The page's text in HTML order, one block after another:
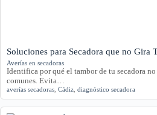
Soluciones para Secadora que no Gira
Averías en secadoras
Identifica por qué el tambor de tu secadora
comunes. Evita…
averías secadoras Cádiz diagnóstico secadora